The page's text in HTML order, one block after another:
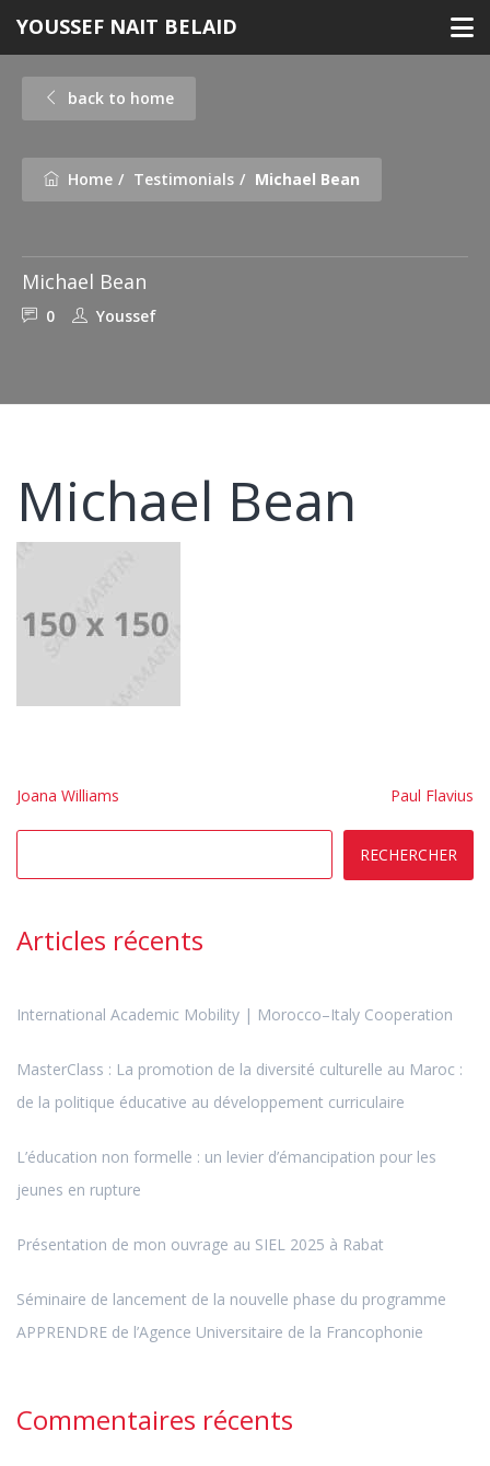
content
YOUSSEF NAIT BELAID
back to home
Home Testimonials Michael Bean
Michael Bean
0 Youssef
Michael Bean
Navigation
de
Joana Williams Paul Flavius
RECHERCHER
Articles récents
International Academic Mobility | Morocco–Italy Cooperation
MasterClass : La promotion de la diversité culturelle au Maroc :
de la politique éducative au développement curriculaire
L’éducation non formelle : un levier d’émancipation pour les
jeunes en rupture
Présentation de mon ouvrage au SIEL 2025 à Rabat
Séminaire de lancement de la nouvelle phase du programme
APPRENDRE de l’Agence Universitaire de la Francophonie
Commentaires récents